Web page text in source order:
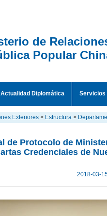
de
Popular
Actualidad Diplomática Servicios
Exteriores > Estructura >
de Protocolo de
Credenciales de
2018-03-